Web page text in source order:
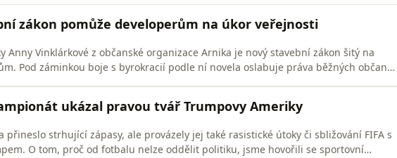
zákon pomůže developerům na úkor veřejnosti
Anny Vinklárkové z občanské organizace Arnika je nový stavební zákon šitý na
Pod záminkou boje s byrokracií podle ní novela oslabuje práva běžných občanů
ukázal pravou tvář Trumpovy Ameriky
přineslo strhující zápasy, ale provázely jej také rasistické útoky či sbližování FIFA s
O tom, proč od fotbalu nelze oddělit politiku, jsme hovořili se sportovní